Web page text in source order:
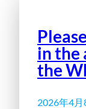
in the
the
2026年4月